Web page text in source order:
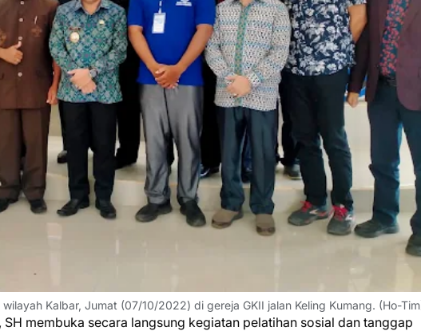
Kalbar, Jumat (07/10/2022) di gereja GKII jalan Keling Kumang. (Ho-
membuka secara langsung kegiatan pelatihan sosial dan tanggap